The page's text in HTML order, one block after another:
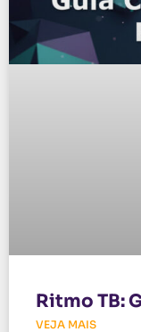
Ritmo TB:
VEJA MAIS